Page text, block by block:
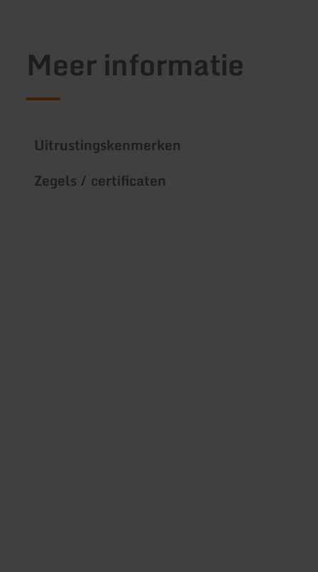
Meer informatie
Uitrustingskenmerken
Zegels / certificaten